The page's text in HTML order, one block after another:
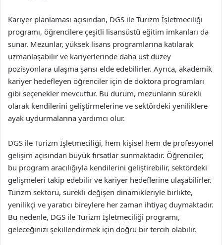
Kariyer planlaması açısından, DGS ile Turizm İşletmeciliği
programı, öğrencilere çeşitli lisansüstü eğitim imkanları da
sunar. Mezunlar, yüksek lisans programlarına katılarak
uzmanlaşabilir ve kariyerlerinde daha üst düzey
pozisyonlara ulaşma şansı elde edebilirler. Ayrıca, akademik
kariyer hedefleyen öğrenciler için de doktora programları
gibi seçenekler mevcuttur. Bu durum, mezunların sürekli
olarak kendilerini geliştirmelerine ve sektördeki yeniliklere
ayak uydurmalarına yardımcı olur.
DGS ile Turizm İşletmeciliği, hem kişisel hem de profesyonel
gelişim açısından büyük fırsatlar sunmaktadır. Öğrenciler,
bu program aracılığıyla kendilerini geliştirebilir, sektördeki
gelişmeleri takip edebilir ve kariyer hedeflerine ulaşabilirler.
Turizm sektörü, sürekli değişen dinamikleriyle birlikte,
yenilikçi ve yaratıcı bireylere her zaman ihtiyaç duymaktadır.
Bu nedenle, DGS ile Turizm İşletmeciliği programı,
geleceğinizi şekillendirmek için doğru bir tercih olabilir.